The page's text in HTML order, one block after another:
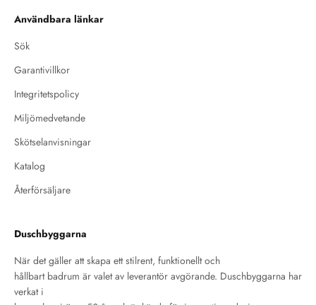
Användbara länkar
Sök
Garantivillkor
Integritetspolicy
Miljömedvetande
Skötselanvisningar
Katalog
Återförsäljare
Duschbyggarna
När det gäller att skapa ett stilrent, funktionellt och
hållbart badrum är valet av leverantör avgörande. Duschbyggarna har
verkat i